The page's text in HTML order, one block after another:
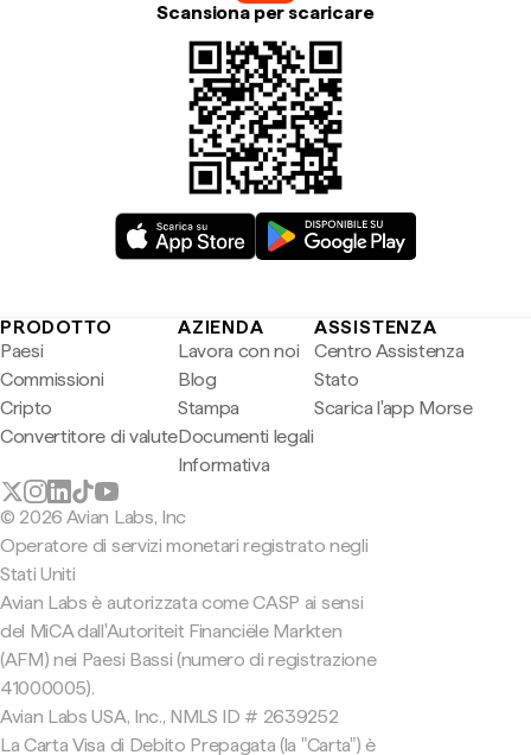
Scansiona per scaricare
PRODOTTO
Paesi
Commissioni
Cripto
Convertitore di valute
AZIENDA
Lavora con noi
Blog
Stampa
Documenti legali
Informativa
ASSISTENZA
Centro Assistenza
Stato
Scarica l'app Morse
© 2026 Avian Labs, Inc
Operatore di servizi monetari registrato negli
Stati Uniti
Avian Labs è autorizzata come CASP ai sensi
del MiCA dall'Autoriteit Financiële Markten
(AFM) nei Paesi Bassi (numero di registrazione
41000005).
Avian Labs USA, Inc., NMLS ID # 2639252
La Carta Visa di Debito Prepagata (la "Carta") è